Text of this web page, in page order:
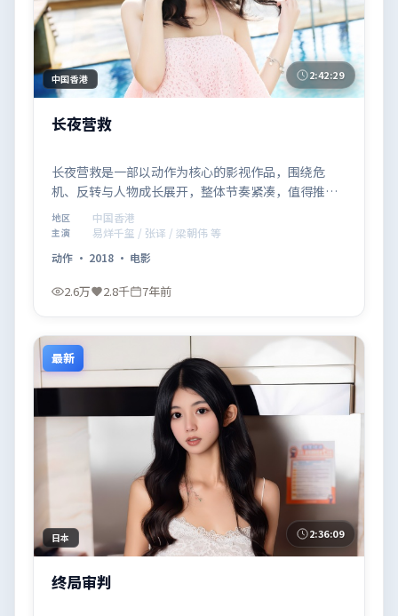
中国香港 2:42:29
长夜营救
长夜营救是一部以动作为核心的影视作品，围绕危
机、反转与人物成长展开，整体节奏紧凑，值得推荐
观看。
地区 中国香港
主演
易烊千玺 / 张译 / 梁朝伟 等
动作 · 2018 · 电影
2.6万 2.8千 7年前
最新
日本 2:36:09
终局审判